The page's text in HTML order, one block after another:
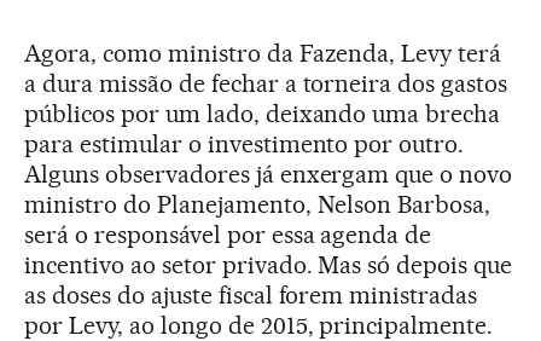
Agora, como ministro da Fazenda, Levy terá
a dura missão de fechar a torneira dos gastos
públicos por um lado, deixando uma brecha
para estimular o investimento por outro.
Alguns observadores já enxergam que o novo
ministro do Planejamento, Nelson Barbosa,
será o responsável por essa agenda de
incentivo ao setor privado. Mas só depois que
as doses do ajuste fiscal forem ministradas
por Levy, ao longo de 2015, principalmente.